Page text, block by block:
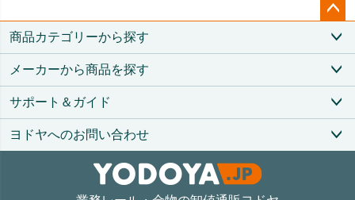
ペー
ップ
商品カテゴリーから探す
メーカーから商品を探す
サポート＆ガイド
ヨドヤへのお問い合わせ